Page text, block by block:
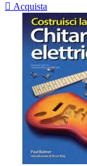
 Acquista